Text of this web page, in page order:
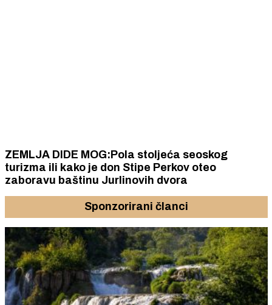
ZEMLJA DIDE MOG:Pola stoljeća seoskog
turizma ili kako je don Stipe Perkov oteo
zaboravu baštinu Jurlinovih dvora
Sponzorirani članci